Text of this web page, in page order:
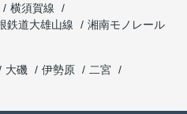
横須賀線
鉄道大雄山線
湘南モノレール
大磯 伊勢原
二宮